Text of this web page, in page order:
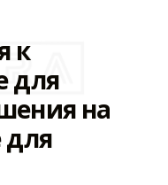
к
для
на
для